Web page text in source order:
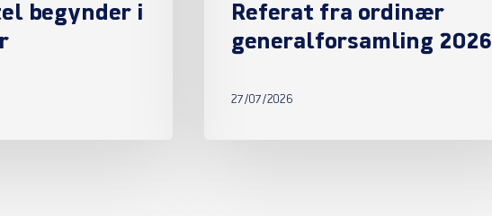
begynder i
Referat fra ordinær
generalforsamling 2026
27/07/2026